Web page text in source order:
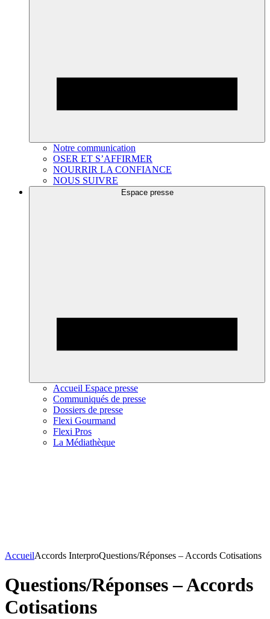
Notre communication
OSER ET S’AFFIRMER
NOURRIR LA CONFIANCE
NOUS SUIVRE
Espace presse
Accueil Espace presse
Communiqués de presse
Dossiers de presse
Flexi Gourmand
Flexi Pros
La Médiathèque
AccueilAccords InterproQuestions/Réponses – Accords Cotisations
Questions/Réponses – Accords
Cotisations